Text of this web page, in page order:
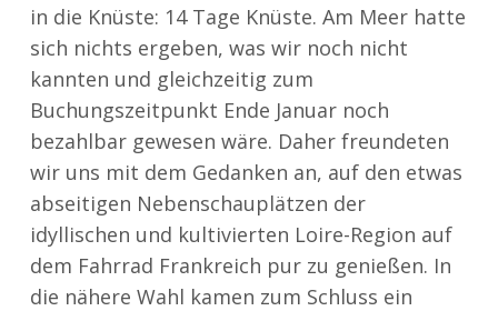
in die Knüste: 14 Tage Knüste. Am Meer hatte
sich nichts ergeben, was wir noch nicht
kannten und gleichzeitig zum
Buchungszeitpunkt Ende Januar noch
bezahlbar gewesen wäre. Daher freundeten
wir uns mit dem Gedanken an, auf den etwas
abseitigen Nebenschauplätzen der
idyllischen und kultivierten Loire-Region auf
dem Fahrrad Frankreich pur zu genießen. In
die nähere Wahl kamen zum Schluss ein